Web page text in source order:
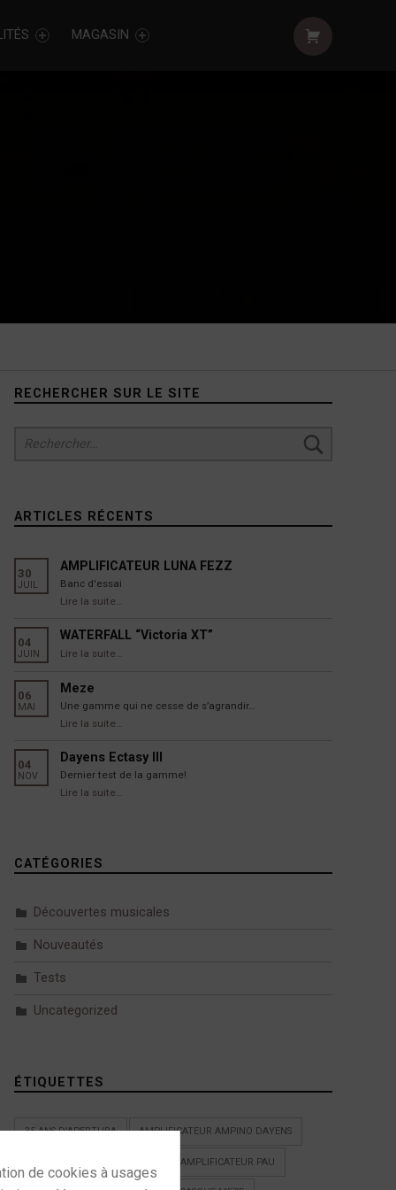
MAGASIN
Sidebar
RECHERCHER SUR LE SITE
ARTICLES RÉCENTS
30
JUIL
AMPLIFICATEUR LUNA FEZZ
Banc d'essai
Lire la suite
04
JUIN
WATERFALL “Victoria XT”
Lire la suite…
06
MAI
Meze
Une gamme qui ne cesse de s’agrandir…
Lire la suite…
04
NOV
Dayens Ectasy III
Dernier test de la gamme!
Lire la suite…
CATÉGORIES
Découvertes musicales
Nouveautés
Tests
Uncategorized
ÉTIQUETTES
35 ANS D'APERTURA AMPLIFICATEUR AMPINO DAYENS
AMPLIFICATEUR PAU